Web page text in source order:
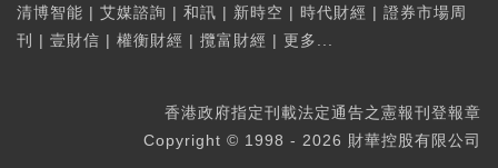
清博智能 | 艾媒諮詢 | 和訊 | 新時空 | 時代財經 | 證券市場周
刊
| 壹財信 | 權衡財經 | 攬富財經 | 更多...
香港政府指定刊載法定通告之憲報刊登報章
Copyright © 1998 - 2026 財華控股有限公司